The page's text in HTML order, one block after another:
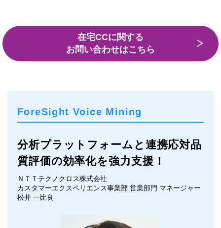
在宅CCに関する
お問い合わせはこちら
ForeSight Voice Mining
分析プラットフォームと連携応対品
質評価の効率化を強力支援！
ＮＴＴテクノクロス株式会社
カスタマーエクスペリエンス事業部 営業部門 マネージャー
松井 一比良